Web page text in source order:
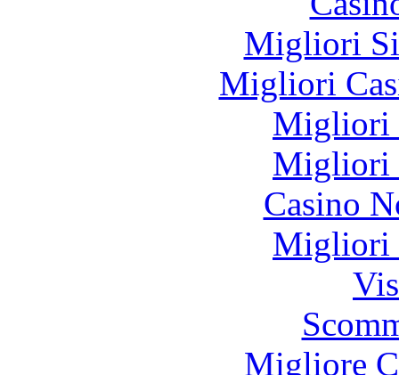
Migliori
Migliori
Migliori
Migliori
Casino
Migliori
Migliore